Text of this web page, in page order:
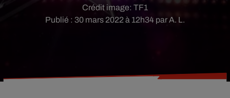
Publié : 30 mars 2022 à 12h34 par A. L.
Crédit image: TF1